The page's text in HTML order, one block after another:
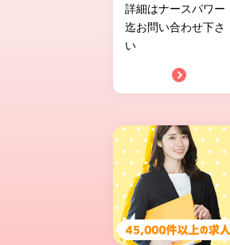
詳細はナースパワー
迄お問い合わせ下さ
い